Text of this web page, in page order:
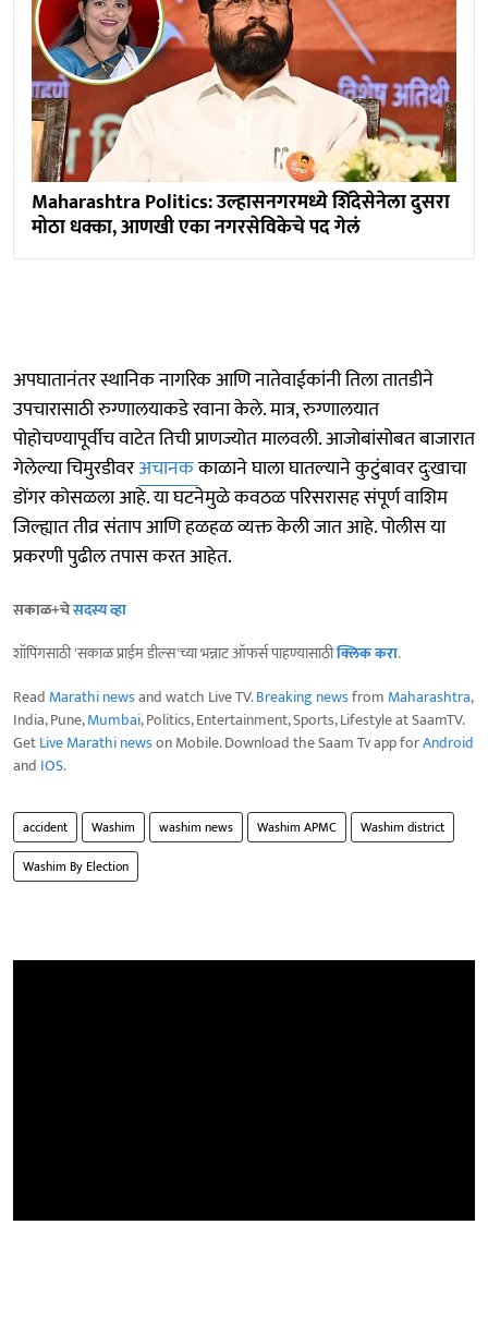
Maharashtra Politics: उल्हासनगरमध्ये शिंदेसेनेला दुसरा
मोठा धक्का, आणखी एका नगरसेविकेचे पद गेलं
अपघातानंतर स्थानिक नागरिक आणि नातेवाईकांनी तिला तातडीने
उपचारासाठी रुग्णालयाकडे रवाना केले. मात्र, रुग्णालयात
पोहोचण्यापूर्वीच वाटेत तिची प्राणज्योत मालवली. आजोबांसोबत बाजारात
गेलेल्या चिमुरडीवरअचानककाळाने घाला घातल्याने कुटुंबावर दुःखाचा
डोंगर कोसळला आहे. या घटनेमुळे कवठळ परिसरासह संपूर्ण वाशिम
जिल्ह्यात तीव्र संताप आणि हळहळ व्यक्त केली जात आहे. पोलीस या
प्रकरणी पुढील तपास करत आहेत.
सकाळ+चेसदस्य व्हा
शॉपिंगसाठी 'सकाळ प्राईम डील्स'च्या भन्नाट ऑफर्स पाहण्यासाठीक्लिक करा.
Read Marathi newsand watch Live TV.Breaking newsfrom Maharashtra,
India, Pune,Mumbai, Politics, Entertainment, Sports, Lifestyle at SaamTV.
GetLive Marathi newson Mobile. Download the Saam Tv app forAndroid
and IOS.
accident Washim washim news Washim APMC
Washim district
Washim By Election